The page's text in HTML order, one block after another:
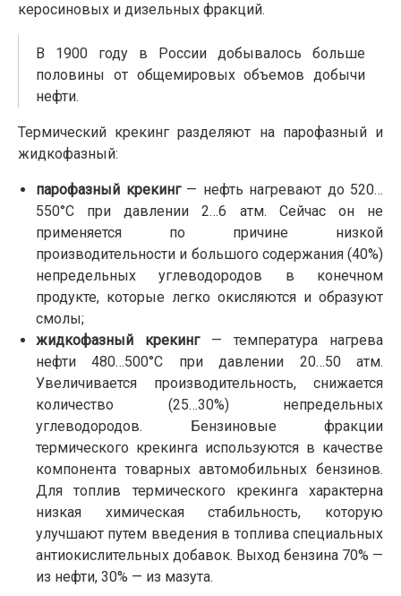
керосиновых и дизельных фракций.
В 1900 году в России добывалось больше
половины от общемировых объемов добычи
нефти.
Термический крекинг разделяют на парофазный и
жидкофазный:
парофазный крекинг— нефть нагревают до 520…
550°С при давлении 2…6 атм. Сейчас он не
применяется по причине низкой
производительности и большого содержания (40%)
непредельных углеводородов в конечном
продукте, которые легко окисляются и образуют
смолы;
жидкофазный крекинг— температура нагрева
нефти 480…500°С при давлении 20…50 атм.
Увеличивается производительность, снижается
количество (25…30%) непредельных
углеводородов. Бензиновые фракции
термического крекинга используются в качестве
компонента товарных автомобильных бензинов.
Для топлив термического крекинга характерна
низкая химическая стабильность, которую
улучшают путем введения в топлива специальных
антиокислительных добавок. Выход бензина 70% —
из нефти, 30% — из мазута.